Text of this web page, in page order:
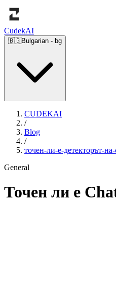
CudekAI
🇧🇬Bulgarian - bg
CUDEKAI
/
Blog
/
точен-ли-е-детекторът-
General
Точен ли е